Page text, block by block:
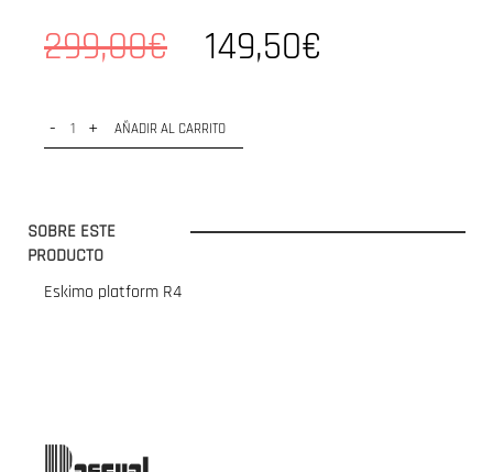
299,00€ 149,50€
- + AÑADIR AL CARRITO
SOBRE ESTE
PRODUCTO
Eskimo platform R4